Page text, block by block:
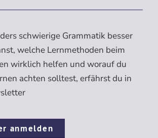
schwierige Grammatik besser
welche Lernmethoden beim
wirklich helfen und worauf du
achten solltest, erfährst du in
anmelden